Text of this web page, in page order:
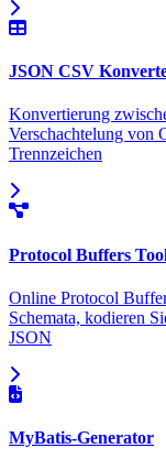
JSON CSV
Konvertierung
Verschachtelung von
Trennzeichen
Protocol Buffers
Online Protocol
Schemata, kodieren
JSON
MyBatis-Generator